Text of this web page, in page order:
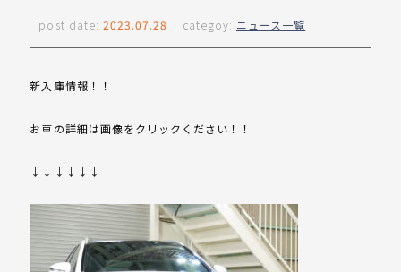
post date: 2023.07.28 categoy: ニュース一覧
新入庫情報！！
お車の詳細は画像をクリックください！！
↓↓↓↓↓↓